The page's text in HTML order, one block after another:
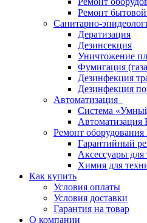
Ремонт
Санитарно-
Дератизация
Дезинсекция
Уничтожение
Фумигация
Дезинфекция
Дезинфекция
Автоматизация
Система
Ремонт оборудования
Гарантийный
Аксессуары
Химия для
Как купить
Условия оплаты
Условия доставки
Гарантия на товар
О компании